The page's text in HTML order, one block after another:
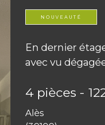
NOUVEAUTÉ
En dernier
avec vu
4 pièces -
Alès